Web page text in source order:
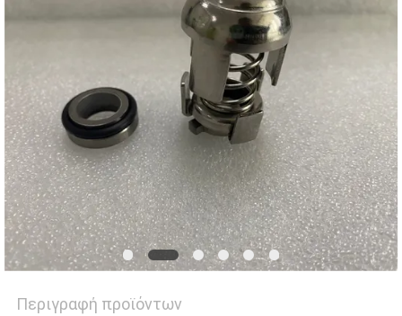
POLICY
Περιγραφή προϊόντων